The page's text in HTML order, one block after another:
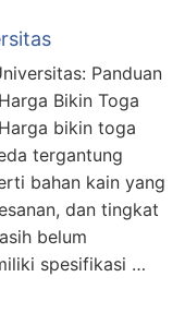
Panduan
Bikin Toga
bikin toga
tergantung
bahan kain yang
dan tingkat
belum
spesifikasi …